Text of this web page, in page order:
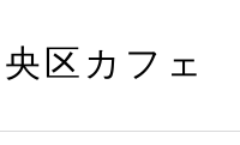
区カフェ